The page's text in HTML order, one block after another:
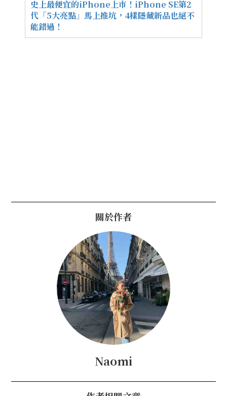
史上最便宜的iPhone上市！iPhone SE第2
代「5大亮點」馬上推坑，4樣隱藏新品也絕不
能錯過！
關於作者
Naomi